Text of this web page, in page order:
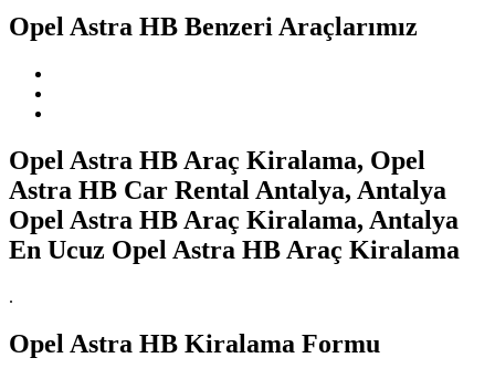
Opel Astra HB Benzeri Araçlarımız
Opel Astra HB Araç Kiralama, Opel
Astra HB Car Rental Antalya, Antalya
Opel Astra HB Araç Kiralama, Antalya
En Ucuz Opel Astra HB Araç Kiralama
.
Opel Astra HB Kiralama Formu